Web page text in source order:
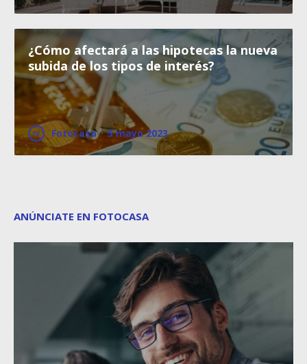
¿Cómo afectará a las hipotecas la nueva
subida de los tipos de interés?
Fotocasa · 5 mayo 2023
ANÚNCIATE EN FOTOCASA